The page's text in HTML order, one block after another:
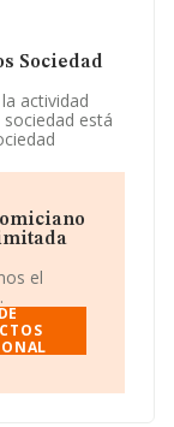
Sociedad
actividad
está
'Servicios
empresa no
y
de
empleados
B02391050,
el